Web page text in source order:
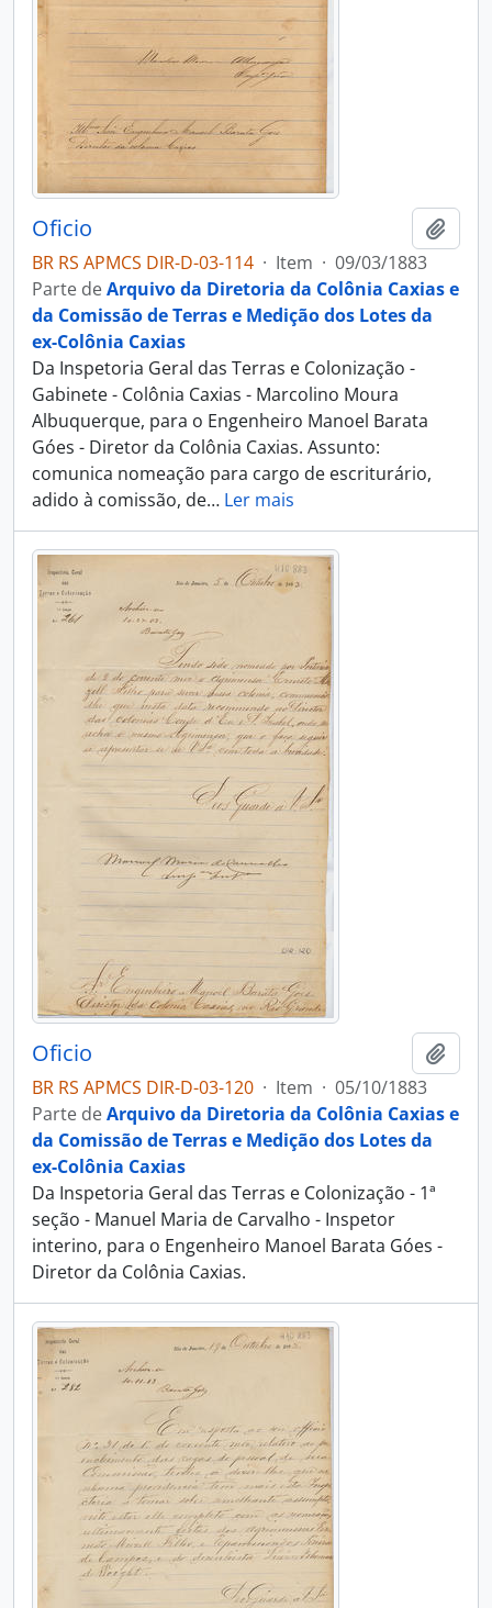
Oficio
BR RS APMCS DIR-D-03-114 · Item · 09/03/1883
Parte deArquivo da Diretoria da Colônia Caxias e
da Comissão de Terras e Medição dos Lotes da
ex-Colônia Caxias
Da Inspetoria Geral das Terras e Colonização -
Gabinete - Colônia Caxias - Marcolino Moura
Albuquerque, para o Engenheiro Manoel Barata
Góes - Diretor da Colônia Caxias. Assunto:
comunica nomeação para cargo de escriturário,
adido à comissão, de… Ler mais
Oficio
BR RS APMCS DIR-D-03-120 · Item · 05/10/1883
Parte deArquivo da Diretoria da Colônia Caxias e
da Comissão de Terras e Medição dos Lotes da
ex-Colônia Caxias
Da Inspetoria Geral das Terras e Colonização - 1ª
seção - Manuel Maria de Carvalho - Inspetor
interino, para o Engenheiro Manoel Barata Góes -
Diretor da Colônia Caxias.